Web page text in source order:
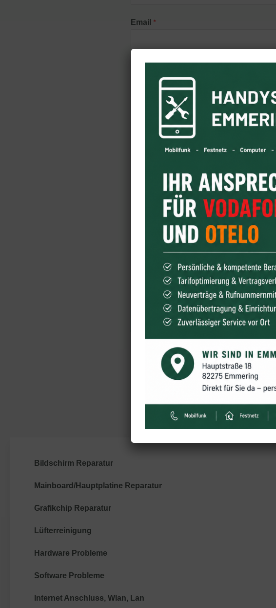
Email *
Nachricht*
Pflichtfeld*
Wenn Sie die hier angegebene
personenbezogene Daten wie Ihre E-
Datenschutzerklärung.
NACHRICHT...
Was wir
Bildschirm Reparatur
Mainboard/Hauptplatine Reparatur
Grafikchip Reparatur
Lüfterreinigung
Hardware Probleme
Software Probleme
Internet Anschluss, Wlan, Lan